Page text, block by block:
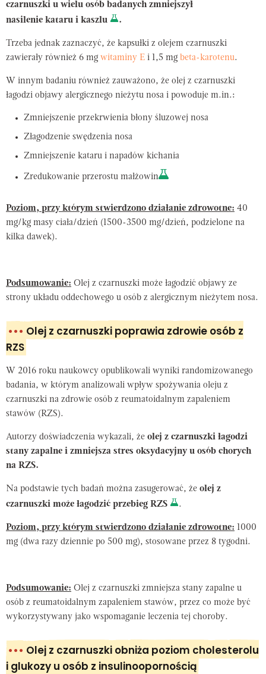
czarnuszki u wielu osób badanych zmniejszył
nasilenie kataru i kaszlu
.
Trzeba jednak zaznaczyć, że kapsułki z olejem czarnuszki
zawierały również 6 mg witaminy E i 1,5 mg beta-karotenu.
W innym badaniu również zauważono, że olej z czarnuszki
łagodzi objawy alergicznego nieżytu nosa i powoduje m.in.:
Zmniejszenie przekrwienia błony śluzowej nosa
Złagodzenie swędzenia nosa
Zmniejszenie kataru i napadów kichania
Zredukowanie przerostu małżowin
Poziom, przy którym stwierdzono działanie zdrowotne: 40
mg/kg masy ciała/dzień (1500-3500 mg/dzień, podzielone na
kilka dawek).
Podsumowanie: Olej z czarnuszki może łagodzić objawy ze
strony układu oddechowego u osób z alergicznym nieżytem nosa.
••• Olej z czarnuszki poprawia zdrowie osób z
RZS
W 2016 roku naukowcy opublikowali wyniki randomizowanego
badania, w którym analizowali wpływ spożywania oleju z
czarnuszki na zdrowie osób z reumatoidalnym zapaleniem
stawów (RZS).
Autorzy doświadczenia wykazali, że olej z czarnuszki łagodzi
stany zapalne i zmniejsza stres oksydacyjny u osób chorych
na RZS.
Na podstawie tych badań można zasugerować, że olej z
czarnuszki może łagodzić przebieg RZS
.
Poziom, przy którym stwierdzono działanie zdrowotne: 1000
mg (dwa razy dziennie po 500 mg), stosowane przez 8 tygodni.
Podsumowanie: Olej z czarnuszki zmniejsza stany zapalne u
osób z reumatoidalnym zapaleniem stawów, przez co może być
wykorzystywany jako wspomaganie leczenia tej choroby.
••• Olej z czarnuszki obniża poziom cholesterolu
i glukozy u osób z insulinoopornością